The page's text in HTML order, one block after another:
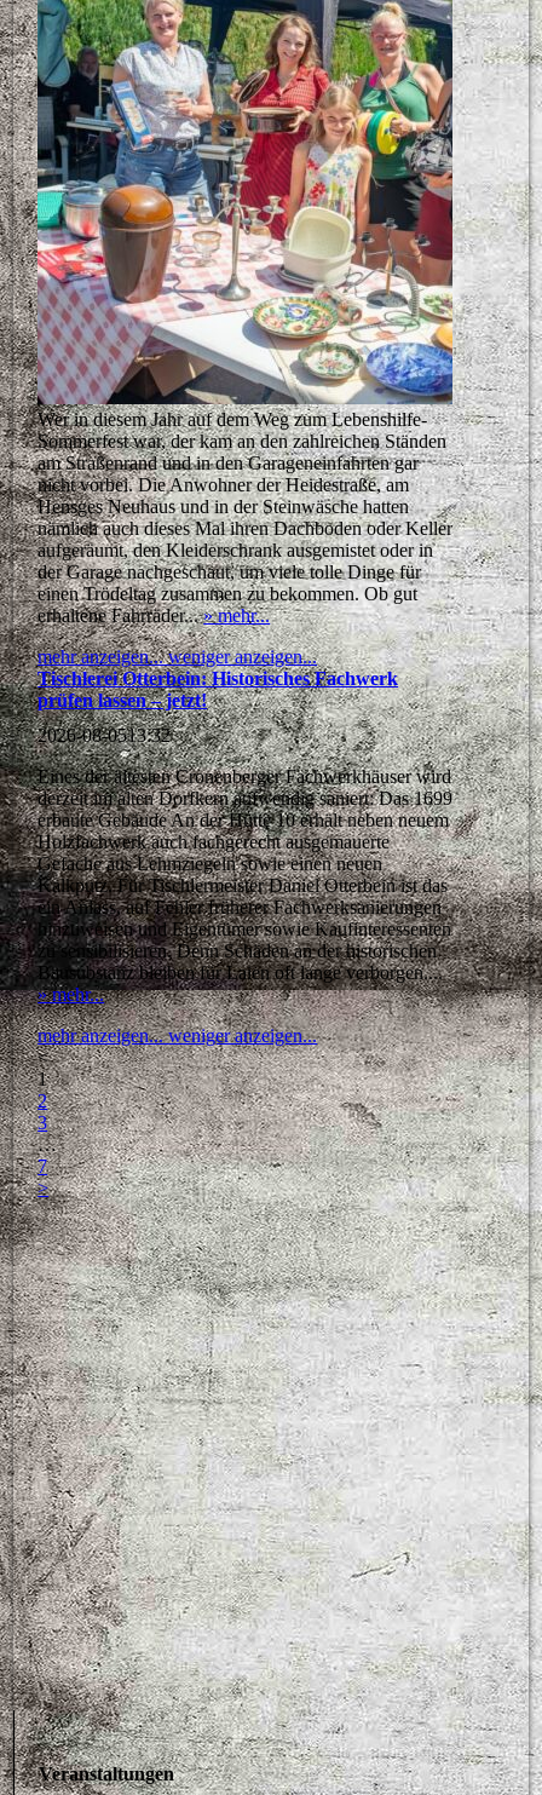
Wer in diesem Jahr auf dem Weg zum Lebenshilfe-
Sommerfest war, der kam an den zahlreichen Ständen
am Straßenrand und in den Garageneinfahrten gar
nicht vorbei. Die Anwohner der Heidestraße, am
Hensges Neuhaus und in der Steinwäsche hatten
nämlich auch dieses Mal ihren Dachboden oder Keller
aufgeräumt, den Kleiderschrank ausgemistet oder in
der Garage nachgeschaut, um viele tolle Dinge für
einen Trödeltag zusammen zu bekommen. Ob gut
erhaltene Fahrräder...» mehr...
mehr anzeigen...weniger anzeigen...
Tischlerei Otterbein: Historisches Fachwerk
prüfen lassen – jetzt!
2026-08-0513:32
Eines der ältesten Cronenberger Fachwerkhäuser wird
derzeit im alten Dorfkern aufwendig saniert: Das 1699
erbaute Gebäude An der Hütte 10 erhält neben neuem
Holzfachwerk auch fachgerecht ausgemauerte
Gefache aus Lehmziegeln sowie einen neuen
Kalkputz. Für Tischlermeister Daniel Otterbein ist das
ein Anlass, auf Fehler früherer Fachwerksanierungen
hinzuweisen und Eigentümer sowie Kaufinteressenten
zu sensibilisieren. Denn Schäden an der historischen
Bausubstanz bleiben für Laien oft lange verborgen....
» mehr...
mehr anzeigen...weniger anzeigen...
<
1
2
3
…
7
>
Veranstaltungen